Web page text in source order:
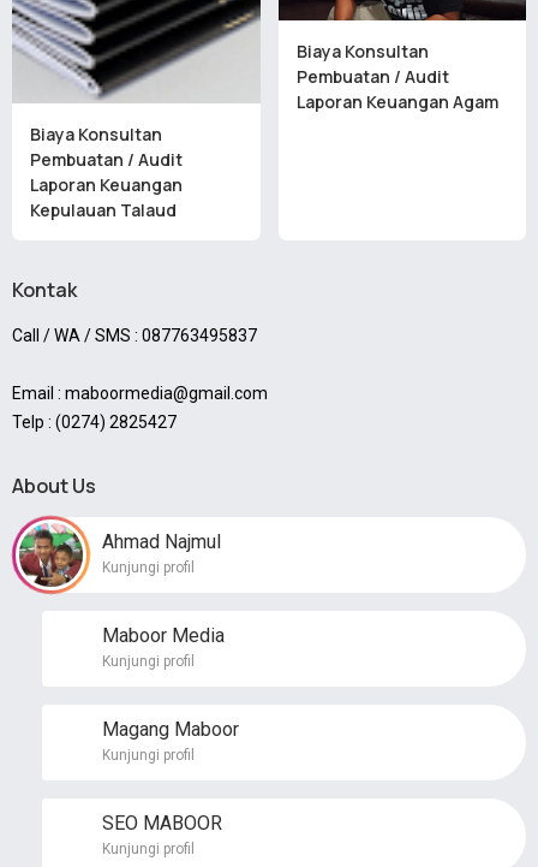
Biaya Konsultan
Pembuatan / Audit
Laporan Keuangan
Kepulauan Talaud
Biaya Konsultan
Pembuatan / Audit
Laporan Keuangan Agam
Kontak
Call / WA / SMS : 087763495837
Email : maboormedia@gmail.com
Telp : (0274) 2825427
About Us
Ahmad Najmul
Kunjungi profil
Maboor Media
Kunjungi profil
Magang Maboor
Kunjungi profil
SEO MABOOR
Kunjungi profil